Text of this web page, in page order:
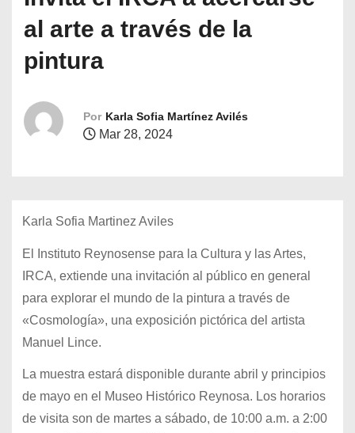
al arte a través de la
pintura
Por Karla Sofia Martínez Avilés
Mar 28, 2024
Karla Sofia Martinez Aviles
El Instituto Reynosense para la Cultura y las Artes,
IRCA, extiende una invitación al público en general
para explorar el mundo de la pintura a través de
«Cosmología», una exposición pictórica del artista
Manuel Lince.
La muestra estará disponible durante abril y principios
de mayo en el Museo Histórico Reynosa. Los horarios
de visita son de martes a sábado, de 10:00 a.m. a 2:00